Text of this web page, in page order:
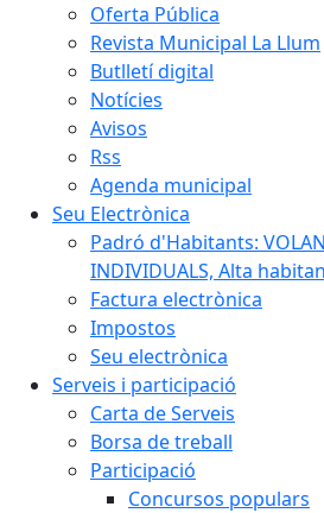
Oferta Pública
Revista Municipal La Llum
Butlletí digital
Notícies
Avisos
Rss
Agenda municipal
Seu Electrònica
Padró d'Habitants:
INDIVIDUALS, Alta
Factura electrònica
Impostos
Seu electrònica
Serveis i participació
Carta de Serveis
Borsa de treball
Participació
Concursos populars